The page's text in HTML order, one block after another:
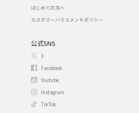
はじめての方へ
カスタマーハラスメントポリシー
公式SNS
X
Facebook
Youtube
Instagram
TikTok